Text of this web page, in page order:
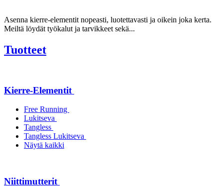
Asenna kierre-elementit nopeasti, luotettavasti ja oikein joka kerta.
Meiltä löydät työkalut ja tarvikkeet sekä...
Tuotteet
Kierre-Elementit
Free Running
Lukitseva
Tangless
Tangless Lukitseva
Näytä kaikki
Niittimutterit